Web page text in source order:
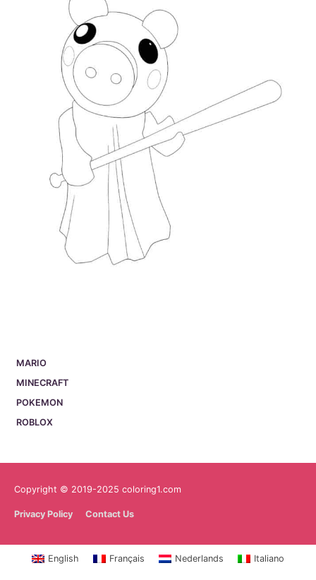
MARIO
MINECRAFT
POKEMON
ROBLOX
Copyright © 2019-2025 coloring1.com
Privacy Policy Contact Us
English Français Nederlands Italiano